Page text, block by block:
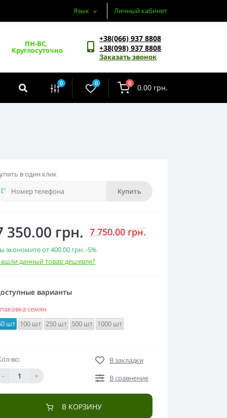
Язык Личный кабинет
ПН-ВС,
Круглосуточно
+38(066) 937 8808
+38(098) 937 8808
Заказать звонок
0 0 0 0.00 грн.
в один клик
Купить
350.00 грн. 7 750.00 грн.
экономите от400.00 грн.-5%
данный товар дешевле?
варианты
семян
шт 100 шт 250 шт 500 шт 1000 шт
во:
-
+
В закладки
В сравнение
В КОРЗИНУ